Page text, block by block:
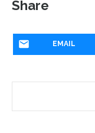
Share
EMAIL